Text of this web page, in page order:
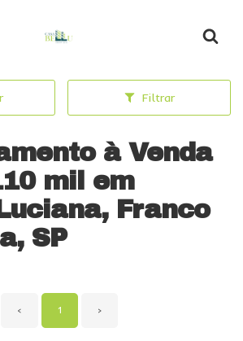
Filtrar
à Venda
mil em
Franco
SP
‹ 1 ›